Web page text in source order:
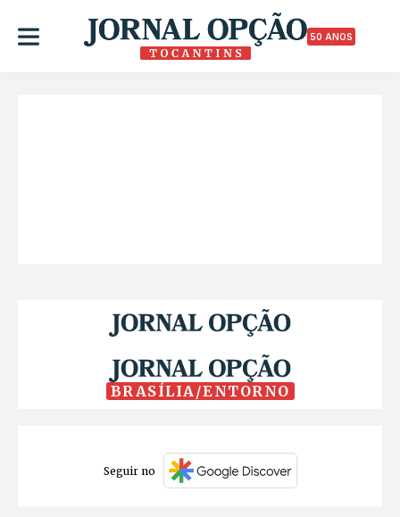
50 ANOS
BRASÍLIA/ENTORNO
Seguir no